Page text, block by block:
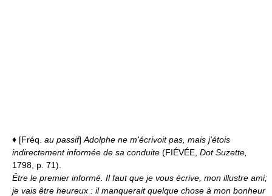
♦ [Fréq. au passif] Adolphe ne m'écrivoit pas, mais j'étois
indirectement informée de sa conduite (FIÉVÉE, Dot Suzette,
1798, p. 71).
Être le premier informé. Il faut que je vous écrive, mon illustre ami;
je vais être heureux : il manquerait quelque chose à mon bonheur